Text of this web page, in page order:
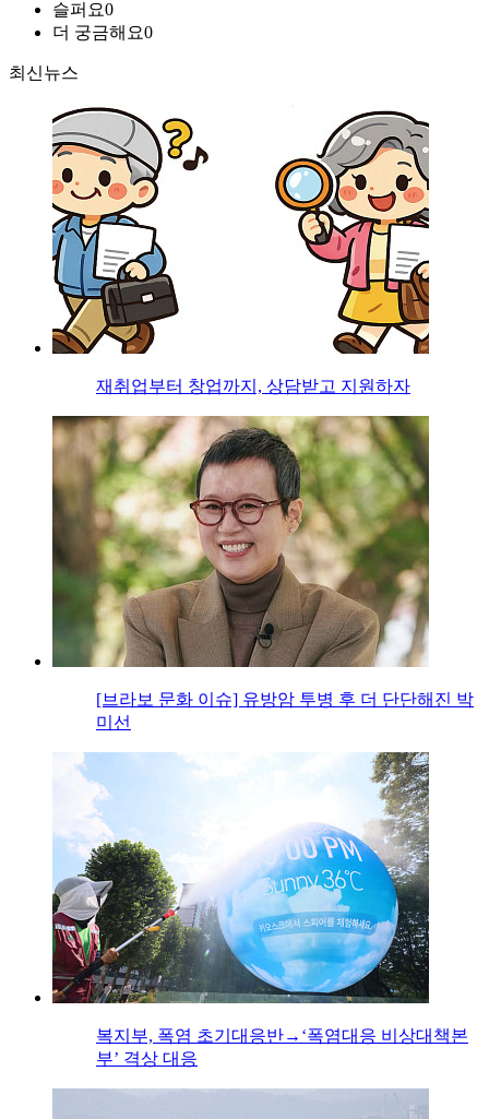
슬퍼요0
더 궁금해요0
최신뉴스
재취업부터 창업까지, 상담받고 지원하자
[브라보 문화 이슈] 유방암 투병 후 더 단단해진 박
미선
복지부, 폭염 초기대응반→‘폭염대응 비상대책본
부’ 격상 대응